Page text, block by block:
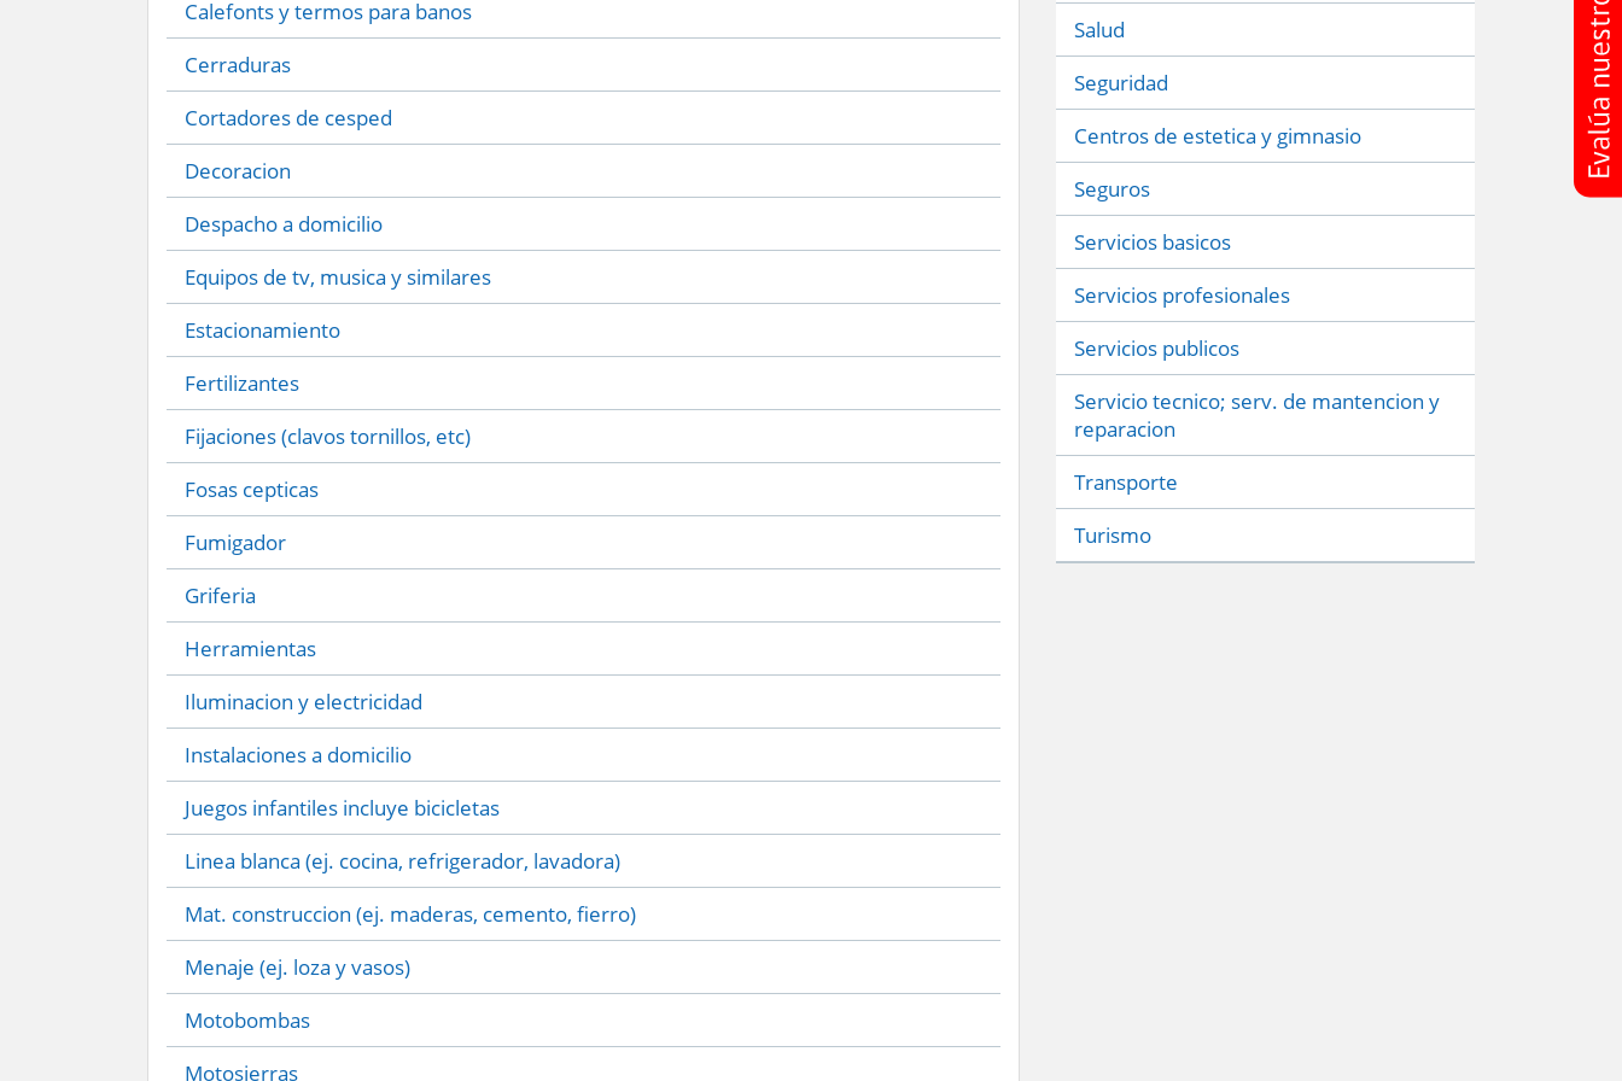
Calefonts y termos para banos
Cerraduras
Cortadores de cesped
Decoracion
Despacho a domicilio
Equipos de tv, musica y similares
Estacionamiento
Fertilizantes
Fijaciones (clavos tornillos, etc)
Fosas cepticas
Fumigador
Griferia
Herramientas
Iluminacion y electricidad
Instalaciones a domicilio
Juegos infantiles incluye bicicletas
Linea blanca (ej. cocina, refrigerador, lavadora)
Mat. construccion (ej. maderas, cemento, fierro)
Menaje (ej. loza y vasos)
Motobombas
Motosierras
Salud
Seguridad
Centros de estetica y gimnasio
Seguros
Servicios basicos
Servicios profesionales
Servicios publicos
Servicio tecnico; serv. de mantencion y
reparacion
Transporte
Turismo